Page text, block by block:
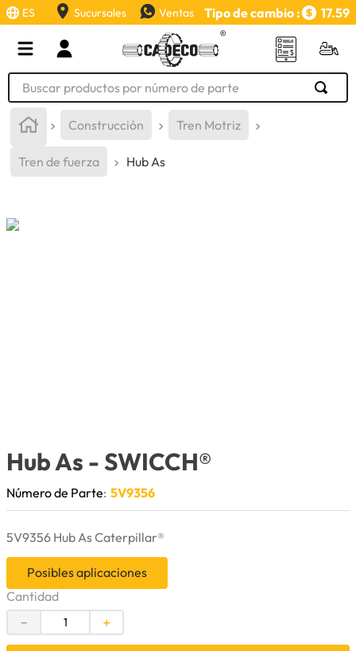
ES Sucursales Ventas Tipo de cambio : 17.59
Buscar productos por número de parte
Construcción Tren Motriz
Tren de fuerza Hub As
Hub As - SWICCH®
Número de Parte: 5V9356
5V9356 Hub As Caterpillar®
Posibles aplicaciones
Cantidad
＋
－
TÉRMINOS MÁS BUSCADOS
2 .
aceite